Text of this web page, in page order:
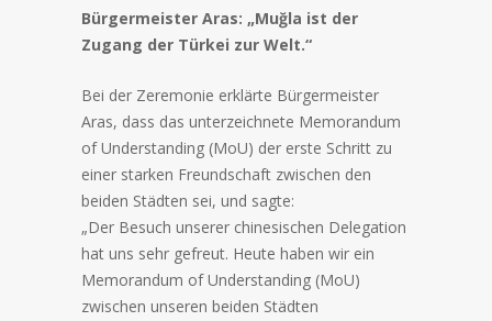
Bürgermeister Aras: „Muğla ist der
Zugang der Türkei zur Welt.“
Bei der Zeremonie erklärte Bürgermeister
Aras, dass das unterzeichnete Memorandum
of Understanding (MoU) der erste Schritt zu
einer starken Freundschaft zwischen den
beiden Städten sei, und sagte:
„Der Besuch unserer chinesischen Delegation
hat uns sehr gefreut. Heute haben wir ein
Memorandum of Understanding (MoU)
zwischen unseren beiden Städten